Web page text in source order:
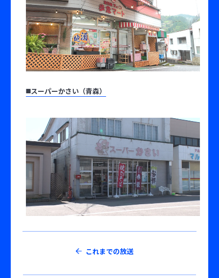
◼️スーパーかさい（青森）
これまでの放送